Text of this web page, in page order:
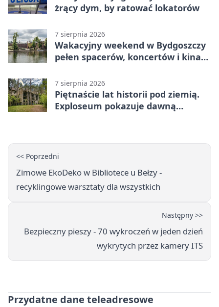
żrący dym, by ratować lokatorów
7 sierpnia 2026
Wakacyjny weekend w Bydgoszczy
pełen spacerów, koncertów i kina
7 sierpnia 2026
Piętnaście lat historii pod ziemią.
Exploseum pokazuje dawną
<< Poprzedni
Zimowe EkoDeko w Bibliotece u Bełzy -
recyklingowe warsztaty dla wszystkich
Następny >>
Bezpieczny pieszy - 70 wykroczeń w jeden dzień
wykrytych przez kamery ITS
Przydatne dane teleadresowe